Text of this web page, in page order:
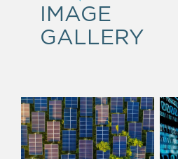
IMAGE
GALLERY